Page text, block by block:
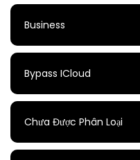
Business
Bypass ICloud
Chưa Được Phân Loại